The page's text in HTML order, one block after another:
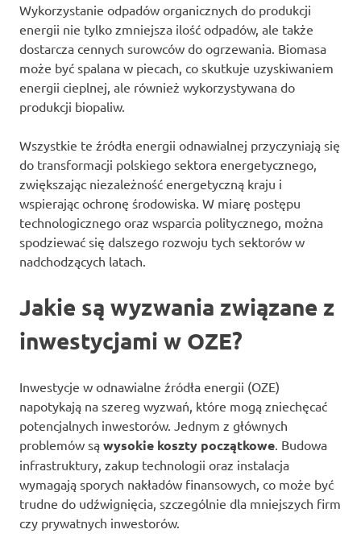
Wykorzystanie odpadów organicznych do produkcji
energii nie tylko zmniejsza ilość odpadów, ale także
dostarcza cennych surowców do ogrzewania. Biomasa
może być spalana w piecach, co skutkuje uzyskiwaniem
energii cieplnej, ale również wykorzystywana do
produkcji biopaliw.
Wszystkie te źródła energii odnawialnej przyczyniają się
do transformacji polskiego sektora energetycznego,
zwiększając niezależność energetyczną kraju i
wspierając ochronę środowiska. W miarę postępu
technologicznego oraz wsparcia politycznego, można
spodziewać się dalszego rozwoju tych sektorów w
nadchodzących latach.
Jakie są wyzwania związane z
inwestycjami w OZE?
Inwestycje w odnawialne źródła energii (OZE)
napotykają na szereg wyzwań, które mogą zniechęcać
potencjalnych inwestorów. Jednym z głównych
problemów są wysokie koszty początkowe. Budowa
infrastruktury, zakup technologii oraz instalacja
wymagają sporych nakładów finansowych, co może być
trudne do udźwignięcia, szczególnie dla mniejszych firm
czy prywatnych inwestorów.